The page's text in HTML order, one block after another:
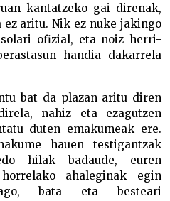
kantatzeko gai direnak,
aritu. Nik ez nuke jakingo
ofizial, eta noiz herri-
handia dakarrela
bat da plazan aritu diren
nahiz eta ezagutzen
duten emakumeak ere.
hauen testigantzak
hilak badaude, euren
ahaleginak egin
bata eta besteari